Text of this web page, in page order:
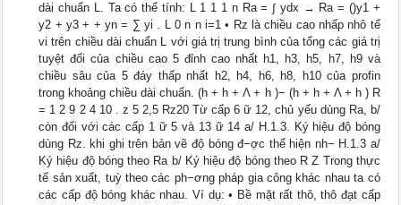
dài chuẩn L. Ta có thể tính: L 1 1 1 n Ra = ∫ ydx → Ra = ()y1 +
y2 + y3 + + yn = ∑ yi . L 0 n n i=1 • Rz là chiều cao nhấp nhô tế
vi trên chiều dài chuẩn L với giá trị trung bình của tổng các giá trị
tuyệt đối của chiều cao 5 đỉnh cao nhất h1, h3, h5, h7, h9 và
chiều sâu của 5 đáy thấp nhất h2, h4, h6, h8, h10 của profin
trong khoảng chiều dài chuẩn. (h + h + Λ + h )− (h + h + Λ + h ) R
= 1 2 9 2 4 10 . z 5 2,5 Rz20 Từ cấp 6 ữ 12, chủ yếu dùng Ra, b/
còn đối với các cấp 1 ữ 5 và 13 ữ 14 a/ H.1.3. Ký hiệu độ bóng
dùng Rz. khi ghi trên bản vẽ độ bóng đ−ợc thể hiện nh− H.1.3 a/
Ký hiệu độ bóng theo Ra b/ Ký hiệu độ bóng theo R Z Trong thực
tế sản xuất, tuỳ theo các ph−ơng pháp gia công khác nhau ta có
các cấp độ bóng khác nhau. Ví dụ: • Bề mặt rất thô, thô đạt cấp